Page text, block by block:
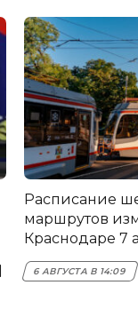
Расписание
маршрутов
Краснодаре 7
6 АВГУСТА В 14:09